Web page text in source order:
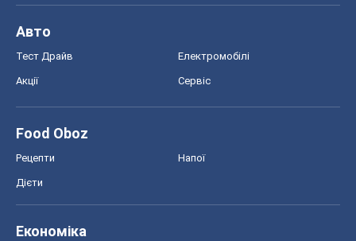
Авто
Тест Драйв Електромобілі
Акції Сервіс
Food Oboz
Рецепти Напої
Дієти
Економіка